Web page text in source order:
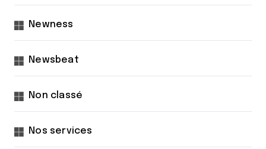
Newness
Newsbeat
Non classé
Nos services